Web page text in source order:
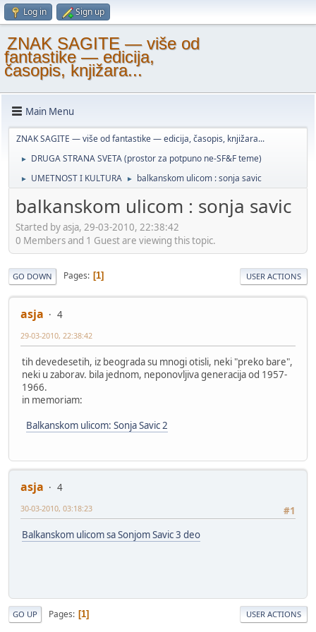
Log in Sign up
ZNAK SAGITE — više od
fantastike — edicija,
časopis, knjižara...
Main Menu
ZNAK SAGITE — više od fantastike — edicija, časopis, knjižara...
► DRUGA STRANA SVETA (prostor za potpuno ne-SF&F teme)
► UMETNOST I KULTURA ► balkanskom ulicom : sonja savic
balkanskom ulicom : sonja savic
Started by asja, 29-03-2010, 22:38:42
0 Members and 1 Guest are viewing this topic.
GO DOWN Pages 1 USER ACTIONS
asja 4
29-03-2010, 22:38:42
tih devedesetih, iz beograda su mnogi otisli, neki "preko bare",
neki u zaborav. bila jednom, neponovljiva generacija od 1957-
1966.
in memoriam:
Balkanskom ulicom: Sonja Savic 2
asja
4
#1
30-03-2010, 03:18:23
Balkanskom ulicom sa Sonjom Savic 3 deo
GO UP Pages 1 USER ACTIONS